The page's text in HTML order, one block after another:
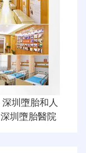
深圳墮胎和人
深圳墮胎醫院